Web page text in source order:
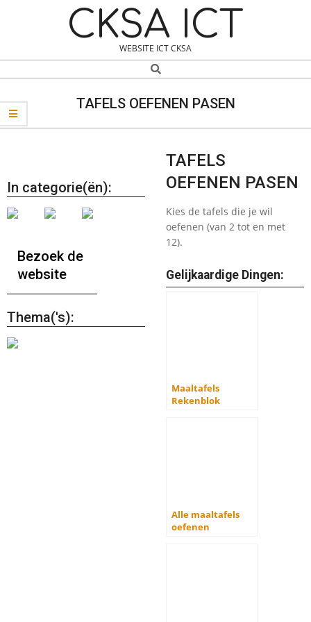
CKSA ICT
WEBSITE ICT CKSA
Search
TAFELS OEFENEN PASEN
In categorie(ën):
Bezoek de
website
Thema('s):
TAFELS
OEFENEN PASEN
Kies de tafels die je wil
oefenen (van 2 tot en met
12).
Gelijkaardige Dingen:
Maaltafels
Rekenblok
Alle maaltafels
oefenen